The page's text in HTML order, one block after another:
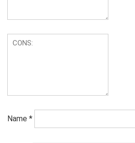
Name *